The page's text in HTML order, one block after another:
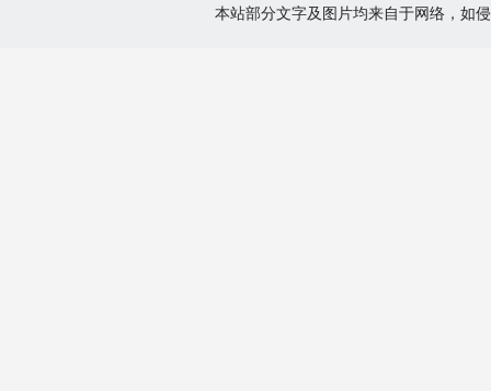
本站部分文字及图片均来自于网络，如